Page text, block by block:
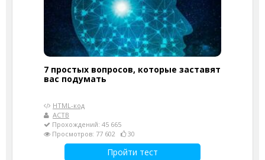
7 простых вопросов, которые заставят
вас подумать
HTML-код
АСТВ
Прохождений: 45 665
Просмотров: 77 602
30
Пройти тест